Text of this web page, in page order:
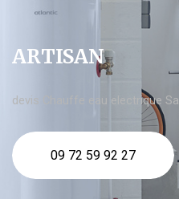
ARTISAN
devis Chauffe eau electrique
09 72 59 92 27